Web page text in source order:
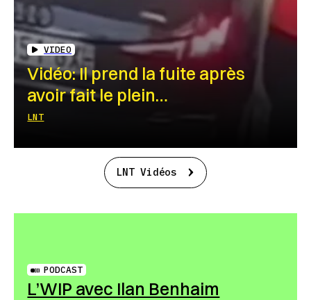
VIDEO
Vidéo: Il prend la fuite après
avoir fait le plein…
LNT
LNT Vidéos
PODCAST
L’WIP avec Ilan Benhaim